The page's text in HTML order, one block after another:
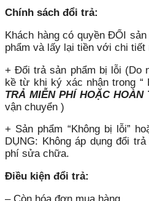
Chính sách đổi trả:
Khách hàng có quyền ĐỔI
phẩm và lấy lại tiền với chi tiết
+ Đổi trả sản phẩm bị lỗi (Do
kề từ khi ký xác nhận trong “
TRẢ MIỄN PHÍ HOẶC HOÀN
vận chuyển )
+ Sản phẩm “Không bị lỗi”
DỤNG: Không áp dụng đổi
phí sửa chữa.
Điều kiện đổi trả:
– Còn hóa đơn mua hàng